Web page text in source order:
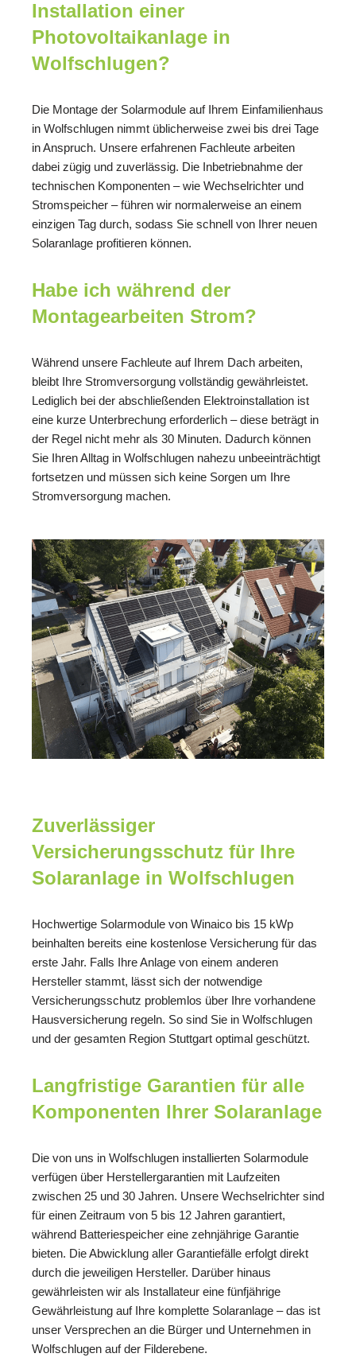
Installation einer
Photovoltaikanlage in
Wolfschlugen?
Die Montage der Solarmodule auf Ihrem Einfamilienhaus
in Wolfschlugen nimmt üblicherweise zwei bis drei Tage
in Anspruch. Unsere erfahrenen Fachleute arbeiten
dabei zügig und zuverlässig. Die Inbetriebnahme der
technischen Komponenten – wie Wechselrichter und
Stromspeicher – führen wir normalerweise an einem
einzigen Tag durch, sodass Sie schnell von Ihrer neuen
Solaranlage profitieren können.
Habe ich während der
Montagearbeiten Strom?
Während unsere Fachleute auf Ihrem Dach arbeiten,
bleibt Ihre Stromversorgung vollständig gewährleistet.
Lediglich bei der abschließenden Elektroinstallation ist
eine kurze Unterbrechung erforderlich – diese beträgt in
der Regel nicht mehr als 30 Minuten. Dadurch können
Sie Ihren Alltag in Wolfschlugen nahezu unbeeinträchtigt
fortsetzen und müssen sich keine Sorgen um Ihre
Stromversorgung machen.
Zuverlässiger
Versicherungsschutz für Ihre
Solaranlage in Wolfschlugen
Hochwertige Solarmodule von Winaico bis 15 kWp
beinhalten bereits eine kostenlose Versicherung für das
erste Jahr. Falls Ihre Anlage von einem anderen
Hersteller stammt, lässt sich der notwendige
Versicherungsschutz problemlos über Ihre vorhandene
Hausversicherung regeln. So sind Sie in Wolfschlugen
und der gesamten Region Stuttgart optimal geschützt.
Langfristige Garantien für alle
Komponenten Ihrer Solaranlage
Die von uns in Wolfschlugen installierten Solarmodule
verfügen über Herstellergarantien mit Laufzeiten
zwischen 25 und 30 Jahren. Unsere Wechselrichter sind
für einen Zeitraum von 5 bis 12 Jahren garantiert,
während Batteriespeicher eine zehnjährige Garantie
bieten. Die Abwicklung aller Garantiefälle erfolgt direkt
durch die jeweiligen Hersteller. Darüber hinaus
gewährleisten wir als Installateur eine fünfjährige
Gewährleistung auf Ihre komplette Solaranlage – das ist
unser Versprechen an die Bürger und Unternehmen in
Wolfschlugen auf der Filderebene.